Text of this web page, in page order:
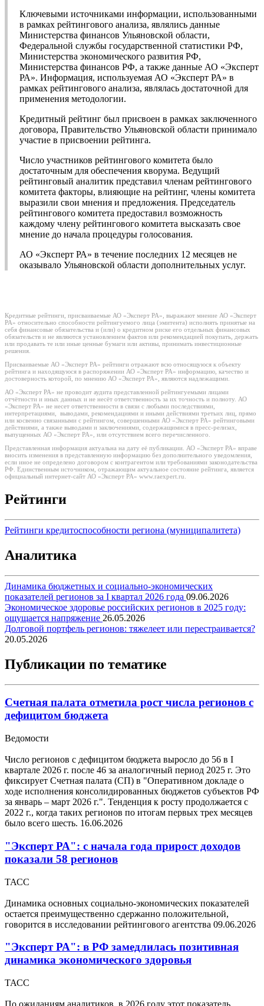
Ключевыми источниками информации, использованными
в рамках рейтингового анализа, являлись данные
Министерства финансов Ульяновской области,
Федеральной службы государственной статистики РФ,
Министерства экономического развития РФ,
Министерства финансов РФ, а также данные АО «Эксперт
РА». Информация, используемая АО «Эксперт РА» в
рамках рейтингового анализа, являлась достаточной для
применения методологии.
Кредитный рейтинг был присвоен в рамках заключенного
договора, Правительство Ульяновской области принимало
участие в присвоении рейтинга.
Число участников рейтингового комитета было
достаточным для обеспечения кворума. Ведущий
рейтинговый аналитик представил членам рейтингового
комитета факторы, влияющие на рейтинг, члены комитета
выразили свои мнения и предложения. Председатель
рейтингового комитета предоставил возможность
каждому члену рейтингового комитета высказать свое
мнение до начала процедуры голосования.
АО «Эксперт РА» в течение последних 12 месяцев не
оказывало Ульяновской области дополнительных услуг.
Кредитные рейтинги, присваиваемые АО «Эксперт РА», выражают мнение АО «Эксперт
РА» относительно способности рейтингуемого лица (эмитента) исполнять принятые на
себя финансовые обязательства и (или) о кредитном риске его отдельных финансовых
обязательств и не являются установлением фактов или рекомендацией покупать, держать
или продавать те или иные ценные бумаги или активы, принимать инвестиционные
решения.
Присваиваемые АО «Эксперт РА» рейтинги отражают всю относящуюся к объекту
рейтинга и находящуюся в распоряжении АО «Эксперт РА» информацию, качество и
достоверность которой, по мнению АО «Эксперт РА», являются надлежащими.
АО «Эксперт РА» не проводит аудита представленной рейтингуемыми лицами
отчётности и иных данных и не несёт ответственность за их точность и полноту. АО
«Эксперт РА» не несет ответственности в связи с любыми последствиями,
интерпретациями, выводами, рекомендациями и иными действиями третьих лиц, прямо
или косвенно связанными с рейтингом, совершенными АО «Эксперт РА» рейтинговыми
действиями, а также выводами и заключениями, содержащимися в пресс-релизах,
выпущенных АО «Эксперт РА», или отсутствием всего перечисленного.
Представленная информация актуальна на дату её публикации. АО «Эксперт РА» вправе
вносить изменения в представленную информацию без дополнительного уведомления,
если иное не определено договором с контрагентом или требованиями законодательства
РФ. Единственным источником, отражающим актуальное состояние рейтинга, является
официальный интернет-сайт АО «Эксперт РА» www.raexpert.ru.
Рейтинги
Рейтинги кредитоспособности региона (муниципалитета)
Аналитика
Динамика бюджетных и социально-экономических
показателей регионов за I квартал 2026 года 09.06.2026
Экономическое здоровье российских регионов в 2025 году:
ощущается напряжение 26.05.2026
Долговой портфель регионов: тяжелеет или перестраивается?
20.05.2026
Публикации по тематике
Счетная палата отметила рост числа регионов с
дефицитом бюджета
Ведомости
Число регионов с дефицитом бюджета выросло до 56 в I
квартале 2026 г. после 46 за аналогичный период 2025 г. Это
фиксирует Счетная палата (СП) в "Оперативном докладе о
ходе исполнения консолидированных бюджетов субъектов РФ
за январь – март 2026 г.". Тенденция к росту продолжается с
2022 г., когда таких регионов по итогам первых трех месяцев
было всего шесть. 16.06.2026
"Эксперт РА": с начала года прирост доходов
показали 58 регионов
ТАСС
Динамика основных социально-экономических показателей
остается преимущественно сдержанно положительной,
говорится в исследовании рейтингового агентства 09.06.2026
"Эксперт РА": в РФ замедлилась позитивная
динамика экономического здоровья
ТАСС
По ожиданиям аналитиков, в 2026 году этот показатель